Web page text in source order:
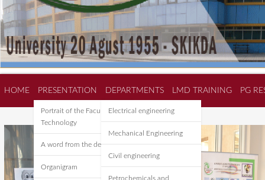
HOME PRESENTATION
Portrait of the Faculty of
Technology
A word from the dean
Organigram
DEPARTMENTS
Electrical engineering
Mechanical Engineering
Civil engineering
Petrochemicals and
LMD TRAINING PG